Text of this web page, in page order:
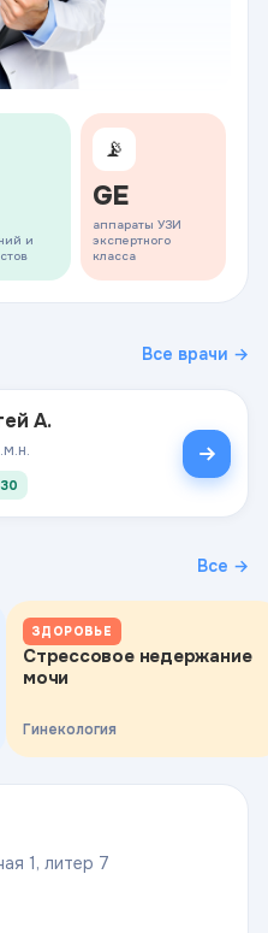
и
📡
GE
аппараты УЗИ
экспертного
класса
Все врачи →
А.
Все →
ЗДОРОВЬЕ
Стрессовое недержание
мочи
Гинекология
1, литер 7